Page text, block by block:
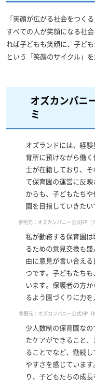
「笑顔が広がる社会をつく
すべての人が笑顔になる社
れば子どもも笑顔に、子ど
という「笑顔のサイクル」を
オズカンパニ
ミ
オズランドには、経
育所に預けながら働
士が在籍しており、
て保育園の運営に反
からも、子どもたち
園を目指していきたい
参照元：オズカンパニー公式HP（
私が勤務する保育園
るための意見交換も
由に意見が言い合え
つです。子どもたち
います。保護者の方
るよう園づくりに力を
参照元：オズカンパニー公式HP（
少人数制の保育園な
たケアができること
ることでなど、勤続
やすさを感じていま
り、子どもたちの成